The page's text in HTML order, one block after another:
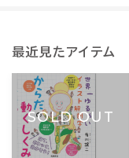
最近見たアイテム
SOLD OUT